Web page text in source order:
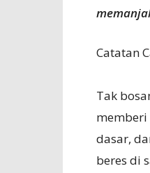
Catatan
Tak
dasar,
beres di